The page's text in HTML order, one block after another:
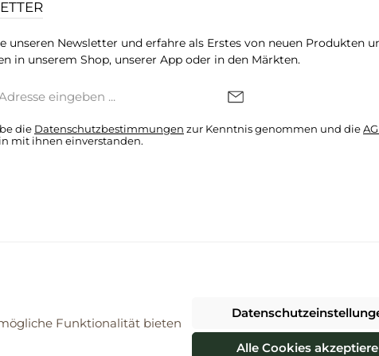
unseren Newsletter und erfahre als Erstes von neuen Produkten
in unserem Shop, unserer App oder in den Märkten.
die Datenschutzbestimmungen zur Kenntnis genommen und die
mit ihnen einverstanden.
© 2026 ProBiomarkt WebShop - Alle Rechte vorbehalten. Theme by
Vertrag widerrufen
Funktionalität bieten
Alle Cookies